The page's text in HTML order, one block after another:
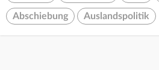
Abschiebung Auslandspolitik